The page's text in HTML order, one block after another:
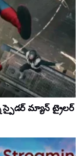
స్పైడర్ మ్యాన్ ట్రైలర్